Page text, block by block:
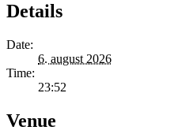
Details
Date:
6. august 2026
Time:
23:52
Venue